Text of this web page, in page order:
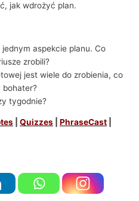
jak wdrożyć plan.
aspekcie planu. Co
zrobili?
jest wiele do zrobienia, co
bohater?
tygodnie?
|Quizzes |PhraseCast